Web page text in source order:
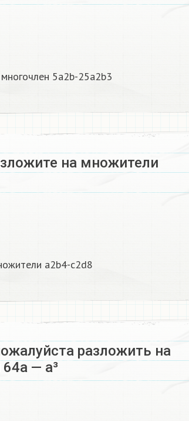
5а2b-25а2b3
на множители
a2b4-c2d8
разложить на
— а³​